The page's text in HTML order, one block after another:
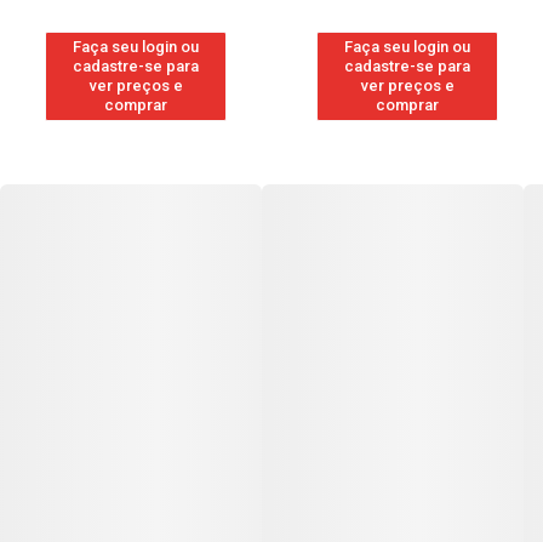
Faça seu login ou
cadastre-se para
ver preços e
comprar
Faça seu login ou
cadastre-se para
ver preços e
comprar